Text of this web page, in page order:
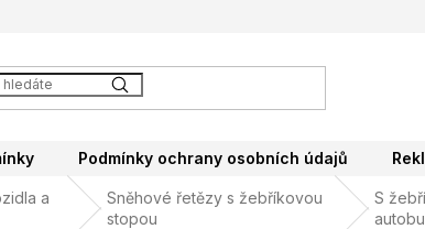
Podmínky ochrany osobních údajů
a
Sněhové řetězy s žebříkovou
stopou
S